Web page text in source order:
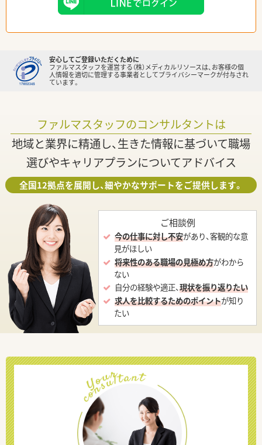
安心してご登録いただくために
ファルマスタッフを運営する（株）メディカルリソースは、お客様の個
人情報を適切に管理する事業者としてプライバシーマークが付与され
ています。
ファルマスタッフのコンサルタントは
地域と業界に精通し、生きた情報に基づいて職場
選びやキャリアプランについてアドバイス
全国12拠点を展開し、細やかなサポートをご提供します。
ご相談例
今の仕事に対し不安があり、客観的な意
見がほしい
将来性のある職場の見極め方がわから
ない
自分の経験や適正、現状を振り返りたい
求人を比較するためのポイントが知り
たい